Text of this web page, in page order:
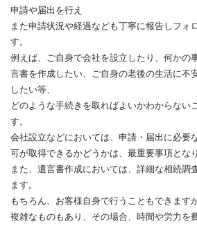
申請や届出を行え
また申請状況や経過なども丁寧に報告しフォ
す。
例えば、ご自身で会社を設立したり、何かの
言書を作成したい、ご自身の老後の生活に不
したい等、
どのような手続きを取ればよいかわからない
す。
会社設立などにおいては、申請・届出に必要
可が取得できるかどうかは、最重要事項とな
また、遺言書作成においては、詳細な相続調
ます。
もちろん、お客様自身で行うこともできます
複雑なものもあり、その場合、時間や労力を